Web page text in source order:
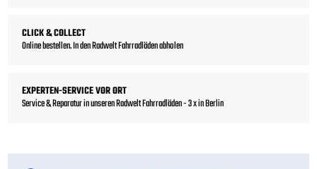
CLICK & COLLECT
Online bestellen. In den Radwelt Fahrradläden abholen
EXPERTEN-SERVICE VOR ORT
Service & Reparatur in unseren Radwelt Fahrradläden - 3 x in Berlin